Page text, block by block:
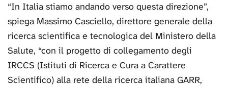
“In Italia stiamo andando verso questa direzione”,
spiega Massimo Casciello, direttore generale della
ricerca scientifica e tecnologica del Ministero della
Salute, “con il progetto di collegamento degli
IRCCS (Istituti di Ricerca e Cura a Carattere
Scientifico) alla rete della ricerca italiana GARR,